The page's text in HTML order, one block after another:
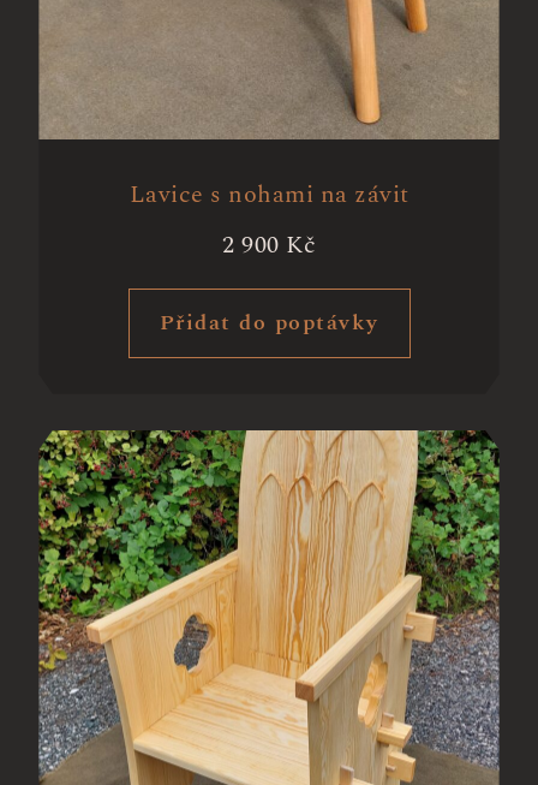
Lavice s nohami na závit
2 900 Kč
Přidat do poptávky